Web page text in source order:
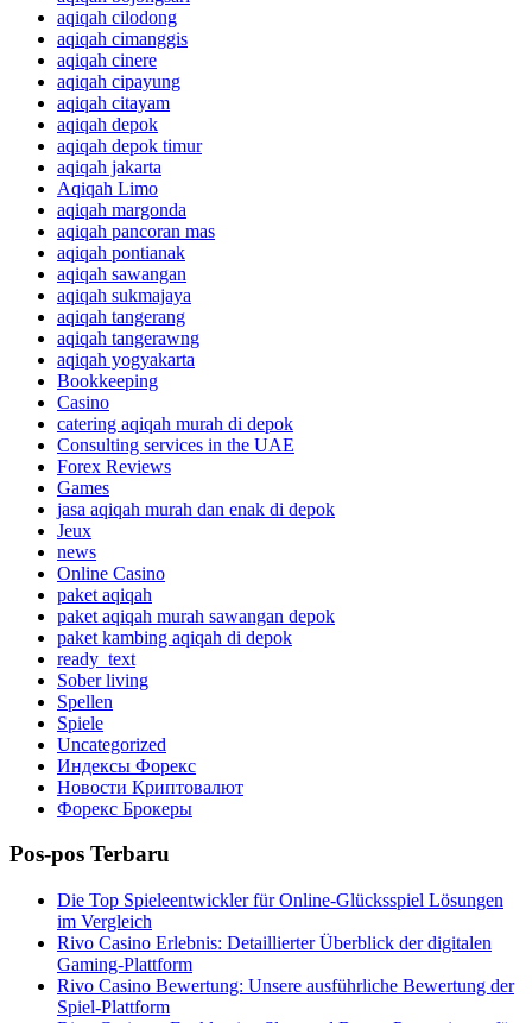
aqiqah cilodong
aqiqah cimanggis
aqiqah cinere
aqiqah cipayung
aqiqah citayam
aqiqah depok
aqiqah depok timur
aqiqah jakarta
Aqiqah Limo
aqiqah margonda
aqiqah pancoran mas
aqiqah pontianak
aqiqah sawangan
aqiqah sukmajaya
aqiqah tangerang
aqiqah tangerawng
aqiqah yogyakarta
Bookkeeping
Casino
catering aqiqah murah di depok
Consulting services in the UAE
Forex Reviews
Games
jasa aqiqah murah dan enak di depok
Jeux
news
Online Casino
paket aqiqah
paket aqiqah murah sawangan depok
paket kambing aqiqah di depok
ready_text
Sober living
Spellen
Spiele
Uncategorized
Индексы Форекс
Новости Криптовалют
Форекс Брокеры
Pos-pos Terbaru
Die Top Spieleentwickler für Online-Glücksspiel Lösungen
im Vergleich
Rivo Casino Erlebnis: Detaillierter Überblick der digitalen
Gaming-Plattform
Rivo Casino Bewertung: Unsere ausführliche Bewertung der
Spiel-Plattform